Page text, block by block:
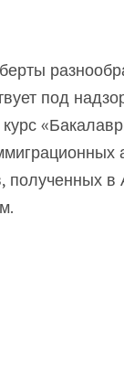
под
полученных в